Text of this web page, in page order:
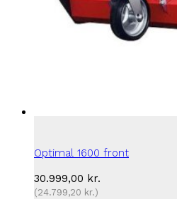
Optimal 1600 front
30.999,00 kr.
(24.799,20 kr.)